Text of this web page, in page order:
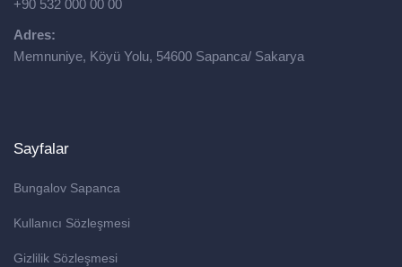
+90 532 000 00 00
Adres:
Memnuniye, Köyü Yolu, 54600 Sapanca/ Sakarya
Sayfalar
Bungalov Sapanca
Kullanıcı Sözleşmesi
Gizlilik Sözleşmesi